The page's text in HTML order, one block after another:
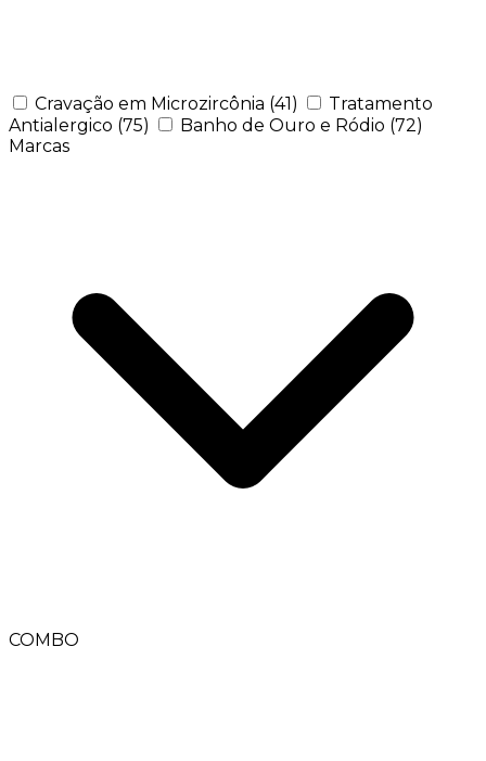
Cravação em Microzircônia (41)
Tratamento
Antialergico (75) Banho de Ouro e Ródio (72)
Marcas
COMBO